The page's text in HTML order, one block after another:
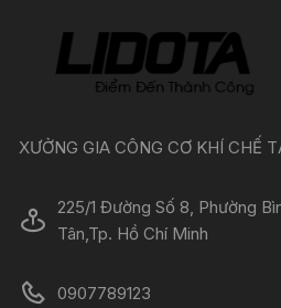
XƯỞNG GIA CÔNG CƠ KHÍ CHẾ
225/1 Đường Số 8, Phường
Tân,Tp. Hồ Chí Minh
0907789123